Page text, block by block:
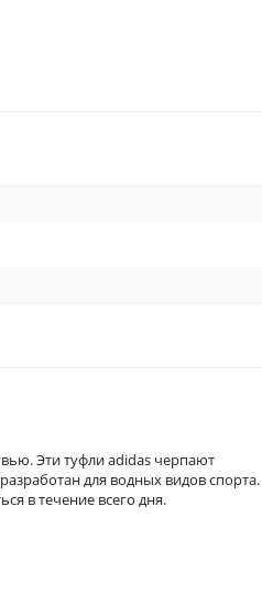
Эти туфли adidas черпают
для водных видов спорта.
в течение всего дня.